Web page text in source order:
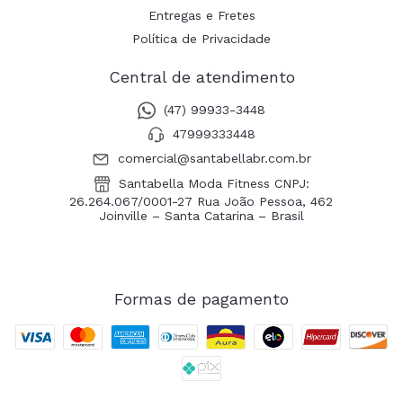
Entregas e Fretes
Política de Privacidade
Central de atendimento
(47) 99933-3448
47999333448
comercial@santabellabr.com.br
Santabella Moda Fitness CNPJ:
26.264.067/0001-27 Rua João Pessoa, 462
Joinville – Santa Catarina – Brasil
Formas de pagamento